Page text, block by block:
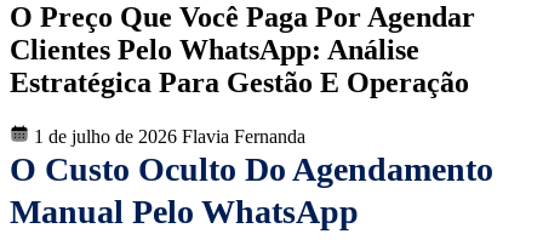
O Preço Que Você Paga Por Agendar
Clientes Pelo WhatsApp: Análise
Estratégica Para Gestão E Operação
1 de julho de 2026 Flavia Fernanda
O Custo Oculto Do Agendamento
Manual Pelo WhatsApp